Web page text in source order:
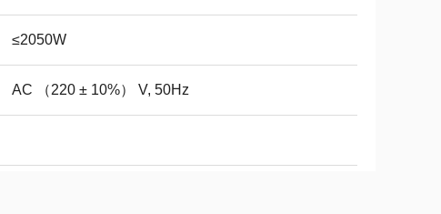
≤2050W
AC （220 ± 10%） V, 50Hz